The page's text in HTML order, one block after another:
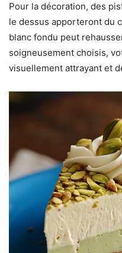
Pour la décoration, des
le dessus apporteront du
blanc fondu peut
soigneusement choisis,
visuellement attrayant et